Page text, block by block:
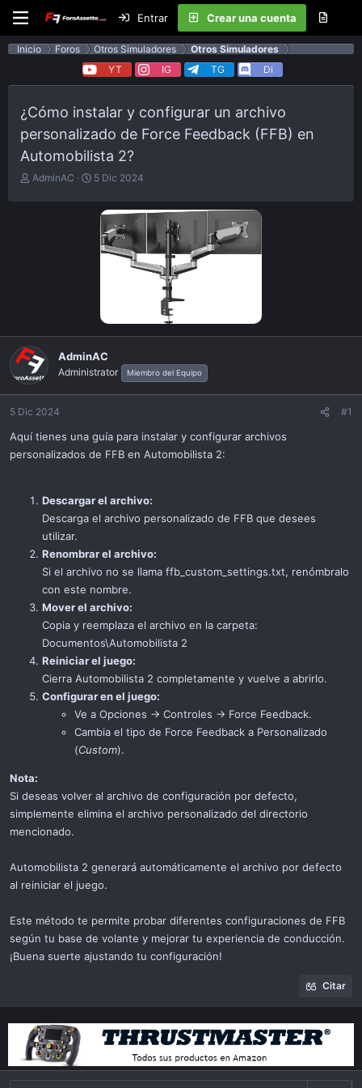
Entrar Crear una cuenta
Inicio Foros Otros Simuladores
Otros Simuladores
YT
IG TG Di
¿Cómo instalar y configurar un archivo
personalizado de Force Feedback (FFB) en
Automobilista 2?
E
a
AdminAC
F
i
c
a
i
5 Dic 2024
AdminAC
Administrator Miembro del Equipo
5 Dic 2024 #1
Aquí tienes una guía para instalar y configurar archivos
personalizados de FFB en Automobilista 2:
Descargar el archivo:
Descarga el archivo personalizado de FFB que desees
utilizar.
Renombrar el archivo:
Si el archivo no se llama ffb_custom_settings.txt, renómbralo
con este nombre.
Mover el archivo:
Copia y reemplaza el archivo en la carpeta:
Documentos\Automobilista 2
Reiniciar el juego:
Cierra Automobilista 2 completamente y vuelve a abrirlo.
Configurar en el juego:
Ve a Opciones -> Controles -> Force Feedback.
Cambia el tipo de Force Feedback a Personalizado
(Custom).
Nota:
Si deseas volver al archivo de configuración por defecto,
simplemente elimina el archivo personalizado del directorio
mencionado.
Automobilista 2 generará automáticamente el archivo por defecto
al reiniciar el juego.
Este método te permite probar diferentes configuraciones de FFB
según tu base de volante y mejorar tu experiencia de conducción.
¡Buena suerte ajustando tu configuración!
Citar